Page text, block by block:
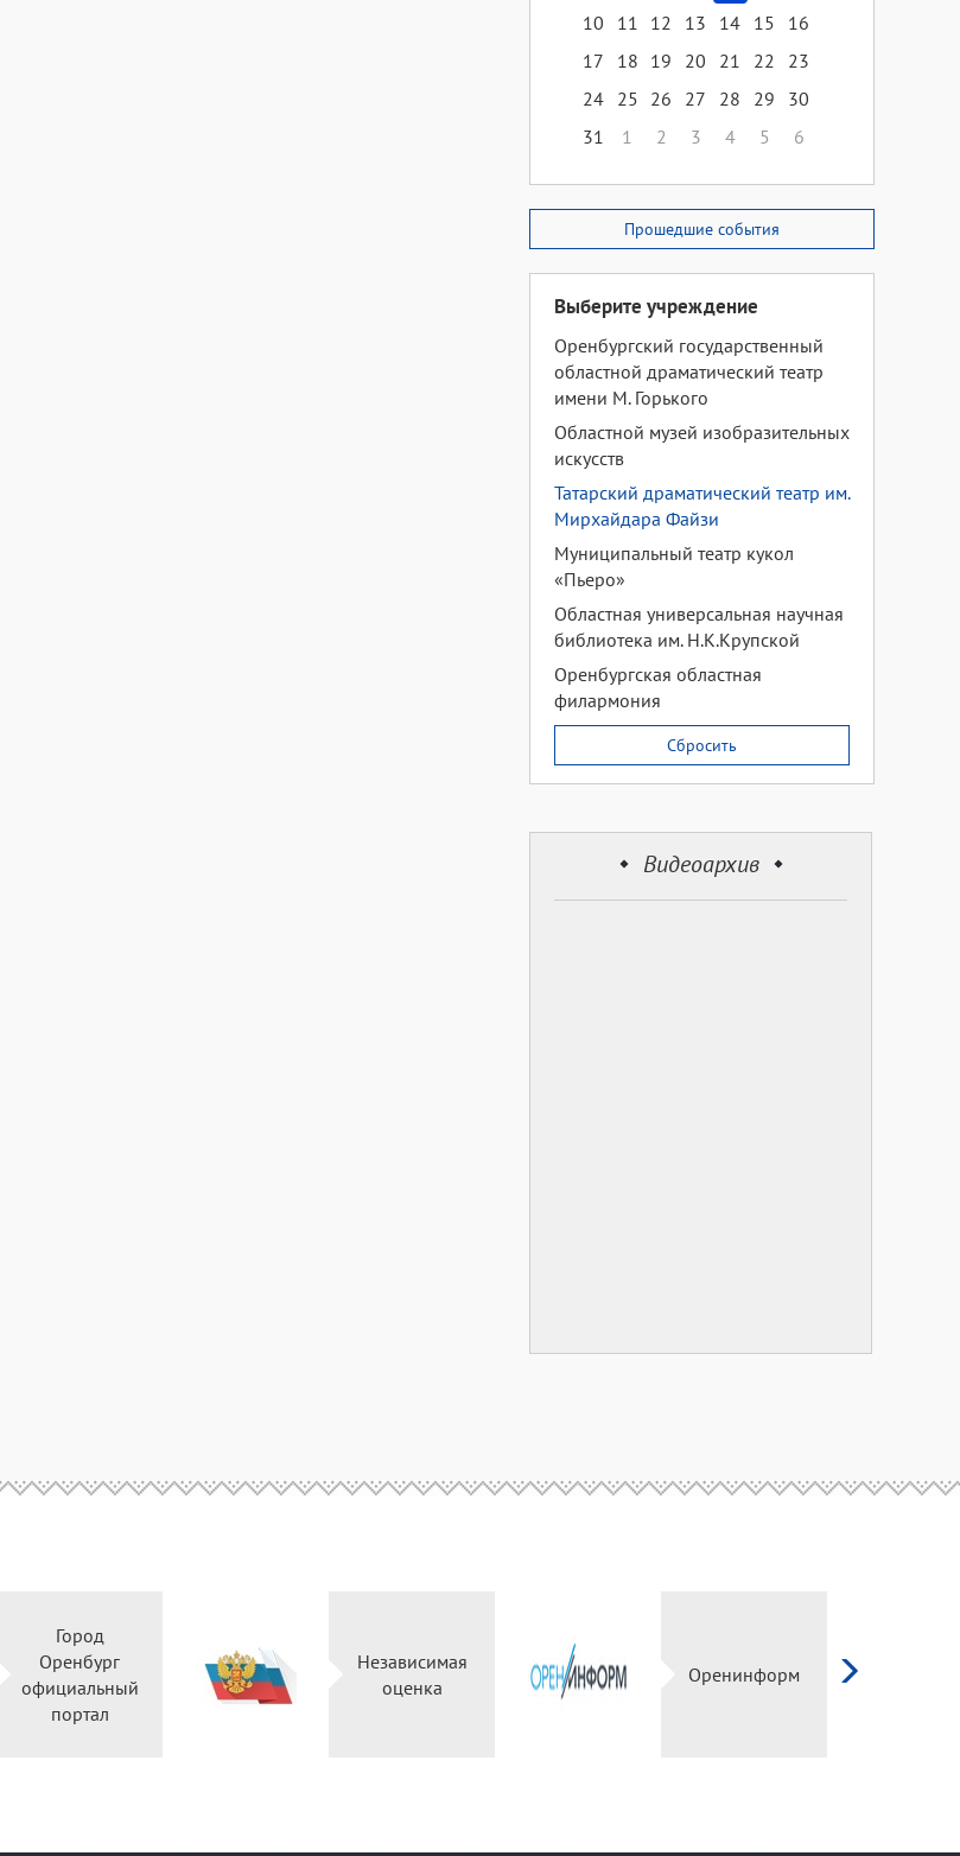
10
11 12 13 14 15
16
17
18 19 20 21 22
23
24 25 26 27 28 29
30
31
1 2 3 4 5 6
Прошедшие события
Выберите учреждение
Оренбургский государственный
областной драматический театр
имени М. Горького
Областной музей изобразительных
искусств
Татарский драматический театр им.
Мирхайдара Файзи
Муниципальный театр кукол
«Пьеро»
Областная универсальная научная
библиотека им. Н.К.Крупской
Оренбургская областная
филармония
Сбросить
Видеоархив
Город
Оренбург
официальный
портал
Независимая
оценка
Оренинформ